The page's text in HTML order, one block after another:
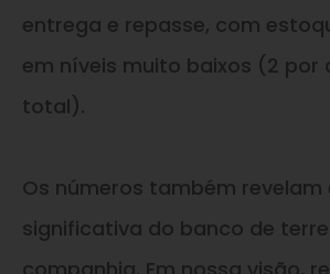
entrega e repasse, com
em níveis muito baixos (2 por
total).
Os números também revelam
significativa do banco de